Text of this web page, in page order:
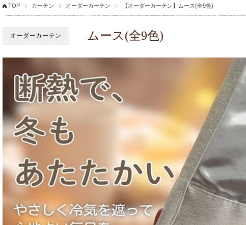
TOP カーテン オーダーカーテン 【オーダーカーテン】ムース(全9色)
オーダーカーテン ムース(全9色)